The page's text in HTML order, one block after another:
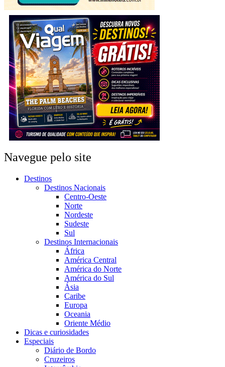
Navegue pelo site
Destinos
Destinos Nacionais
Centro-Oeste
Norte
Nordeste
Sudeste
Sul
Destinos Internacionais
África
América Central
América do Norte
América do Sul
Ásia
Caribe
Europa
Oceania
Oriente Médio
Dicas e curiosidades
Especiais
Diário de Bordo
Cruzeiros